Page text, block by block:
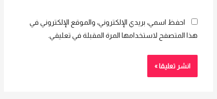
احفظ اسمي، بريدي الإلكتروني، والموقع الإلكتروني في
هذا المتصفح لاستخدامها المرة المقبلة في تعليقي.